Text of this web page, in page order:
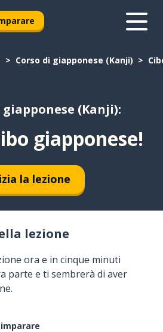
Corso di giapponese (Kanji)
(Kanji):
giapponese!
la lezione
lezione
ora e in cinque minuti
parte e ti sembrerà di aver